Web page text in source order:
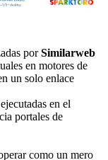
porSimilarweb
en motores de
un solo enlace
en el
portales de
como un mero